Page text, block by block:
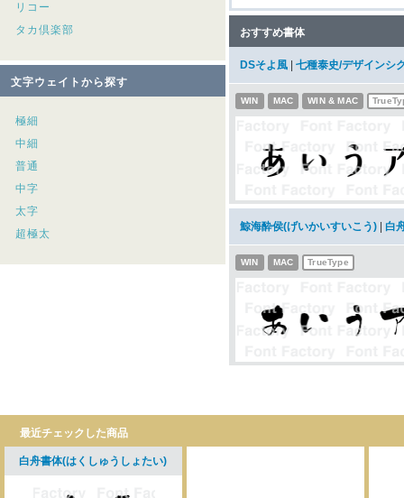
リコー
タカ倶楽部
文字ウェイトから探す
極細
中細
普通
中字
太字
超極太
おすすめ書体
DSそよ風 七種泰史/デザインシ
WIN MAC WIN & MAC
鯨海酔侯(げいかいすいこう) 白
WIN MAC TrueType
最近チェックした商品
白舟書体(はくしゅうしょたい)